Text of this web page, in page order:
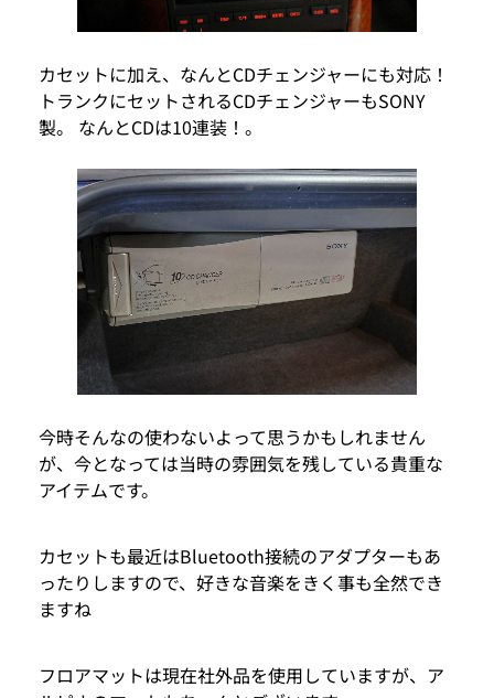
カセットに加え、なんとCDチェンジャーにも対応！
トランクにセットされるCDチェンジャーもSONY
製。 なんとCDは10連装！。
今時そんなの使わないよって思うかもしれません
が、今となっては当時の雰囲気を残している貴重な
アイテムです。
カセットも最近はBluetooth接続のアダプターもあ
ったりしますので、好きな音楽をきく事も全然でき
ますね
フロアマットは現在社外品を使用していますが、ア